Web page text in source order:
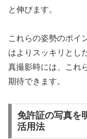
と伸びます。
これらの姿勢のポイ
はよりスッキリとし
真撮影時には、これ
期待できます。
免許証の写真を
活用法